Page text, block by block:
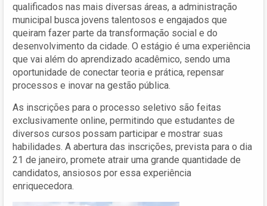
qualificados nas mais diversas áreas, a administração
municipal busca jovens talentosos e engajados que
queiram fazer parte da transformação social e do
desenvolvimento da cidade. O estágio é uma experiência
que vai além do aprendizado acadêmico, sendo uma
oportunidade de conectar teoria e prática, repensar
processos e inovar na gestão pública.
As inscrições para o processo seletivo são feitas
exclusivamente online, permitindo que estudantes de
diversos cursos possam participar e mostrar suas
habilidades. A abertura das inscrições, prevista para o dia
21 de janeiro, promete atrair uma grande quantidade de
candidatos, ansiosos por essa experiência
enriquecedora.